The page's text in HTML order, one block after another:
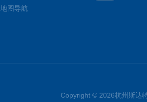
地图导航
Copyright © 2026杭州斯达